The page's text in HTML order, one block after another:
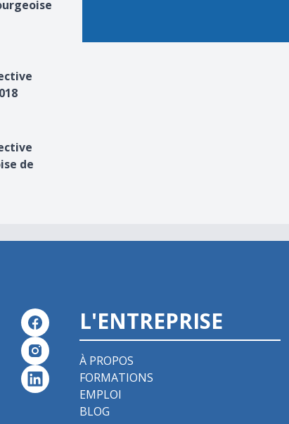
de
L'ENTREPRISE
À PROPOS
FORMATIONS
EMPLOI
BLOG